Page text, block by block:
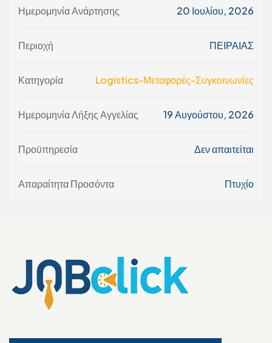
Ημερομηνία Ανάρτησης 20 Ιουλίου, 2026
Περιοχή ΠΕΙΡΑΙΑΣ
Κατηγορία Logistics-Μεταφορές-Συγκοινωνίες
Ημερομηνία Λήξης Αγγελίας 19 Αυγούστου, 2026
Προϋπηρεσία Δεν απαιτείται
Απαραίτητα Προσόντα Πτυχίο